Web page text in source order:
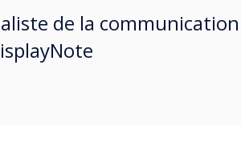
de la communication